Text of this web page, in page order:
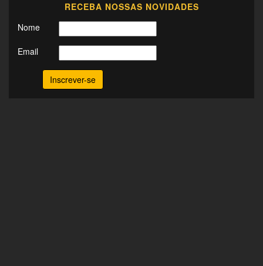
RECEBA NOSSAS NOVIDADES
Nome
Email
Inscrever-se